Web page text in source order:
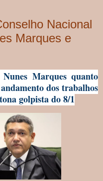
Nacional
Marques e
Marques quanto
dos trabalhos
golpista do 8/1